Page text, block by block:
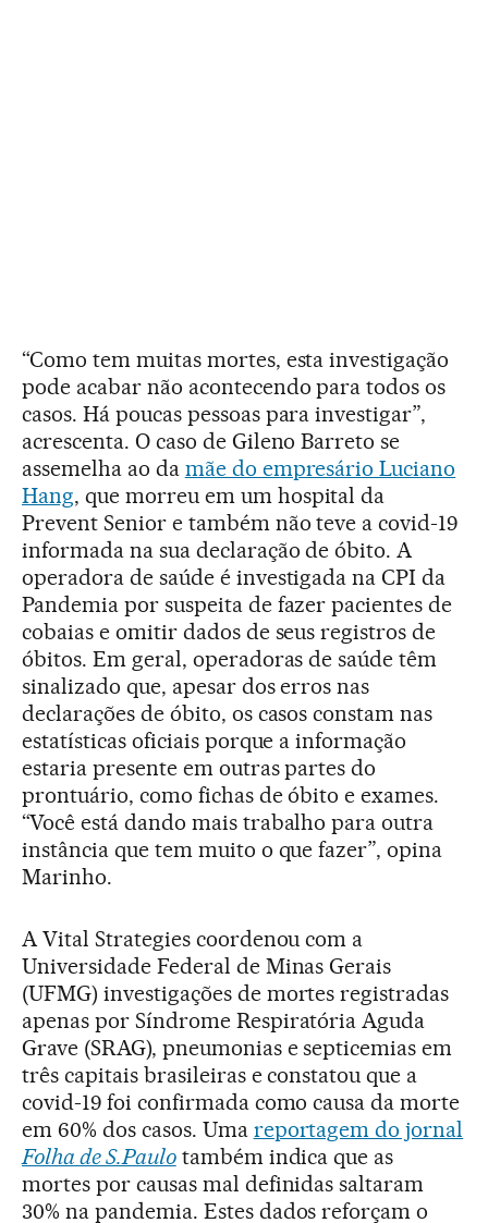
“Como tem muitas mortes, esta investigação
pode acabar não acontecendo para todos os
casos. Há poucas pessoas para investigar”,
acrescenta. O caso de Gileno Barreto se
assemelha ao da mãe do empresário Luciano
Hang, que morreu em um hospital da
Prevent Senior e também não teve a covid-19
informada na sua declaração de óbito. A
operadora de saúde é investigada na CPI da
Pandemia por suspeita de fazer pacientes de
cobaias e omitir dados de seus registros de
óbitos. Em geral, operadoras de saúde têm
sinalizado que, apesar dos erros nas
declarações de óbito, os casos constam nas
estatísticas oficiais porque a informação
estaria presente em outras partes do
prontuário, como fichas de óbito e exames.
“Você está dando mais trabalho para outra
instância que tem muito o que fazer”, opina
Marinho.
A Vital Strategies coordenou com a
Universidade Federal de Minas Gerais
(UFMG) investigações de mortes registradas
apenas por Síndrome Respiratória Aguda
Grave (SRAG), pneumonias e septicemias em
três capitais brasileiras e constatou que a
covid-19 foi confirmada como causa da morte
em 60% dos casos. Uma reportagem do jornal
Folha de S.Paulotambém indica que as
mortes por causas mal definidas saltaram
30% na pandemia. Estes dados reforçam o